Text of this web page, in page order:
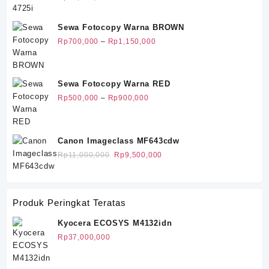
Sewa Fotocopy Warna BROWN
Rp700,000 – Rp1,150,000Rentang
hingga
Sewa Fotocopy Warna RED
Rp500,000 – Rp900,000Rentang
Canon Imageclass MF643cdw
Rp11,000,000 Harga
Rp9,500,000
Produk Peringkat Teratas
Kyocera ECOSYS M4132idn
Rp37,000,000